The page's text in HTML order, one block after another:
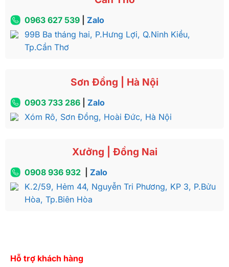
0963 627 539| Zalo
99B Ba tháng hai, P.Hưng Lợi, Q.Ninh Kiều,
Tp.Cần Thơ
Sơn Đồng | Hà Nội
0903 733 286| Zalo
Xóm Rô, Sơn Đồng, Hoài Đức, Hà Nội
Xưởng | Đồng Nai
0908 936 932
Zalo
K.2/59, Hẻm 44, Nguyễn Tri Phương, KP 3, P.Bửu
Hòa, Tp.Biên Hòa
Hỗ trợ khách hàng